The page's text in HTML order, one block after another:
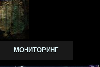
МОНИТОРИНГ